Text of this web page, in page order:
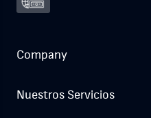
Company
Nuestros Servicios